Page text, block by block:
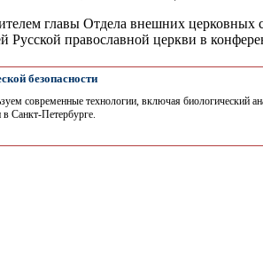
главы Отдела внешних церковных
Русской православной церкви в
безопасности
современные технологии, включая биологический
Санкт-Петербурге.